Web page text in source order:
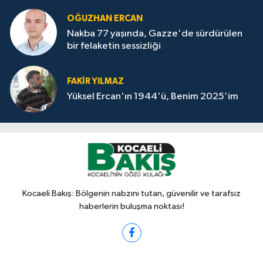
OĞUZHAN ERCAN
Nakba 77 yaşında, Gazze'de sürdürülen
bir felaketin sessizliği
FAKİR YILMAZ
Yüksel Ercan'ın 1944'ü, Benim 2025'im
Kocaeli Bakış: Bölgenin nabzını tutan, güvenilir ve tarafsız
haberlerin buluşma noktası!